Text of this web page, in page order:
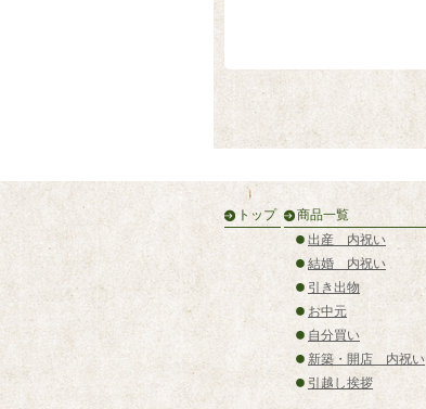
トップ 商品一覧
出産 内祝い
結婚 内祝い
引き出物
お中元
自分買い
新築・開店 内祝い
引越し挨拶